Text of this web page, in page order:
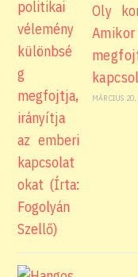
Oly
MÁRCIUS